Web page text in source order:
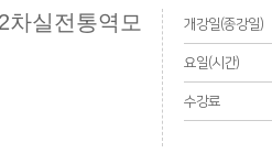
차실전통역모
개강일(종강일)
요일(시간)
수강료